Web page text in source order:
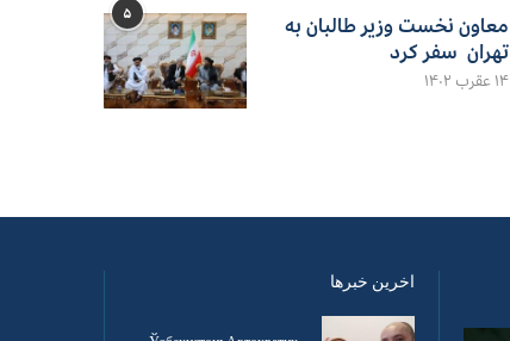
۵
معاون نخست وزیر طالبان به
تهران سفر کرد
۱۴ عقرب ۱۴۰۲
اخرین خبرها